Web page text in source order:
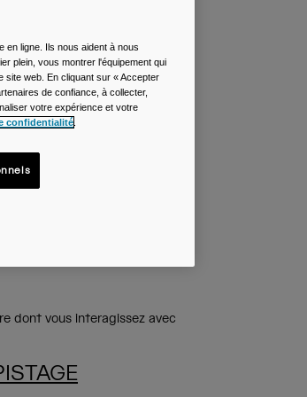
à l'endroit où votre
autre identifiant, le type de
services numériques. En
des services en ligne, et
dont vous interagissez avec
en ligne. Ils nous aident à nous
plein, vous montrer l'équipement qui
web. En cliquant sur « Accepter
de confiance, à collecter,
votre expérience et votre
confidentialité